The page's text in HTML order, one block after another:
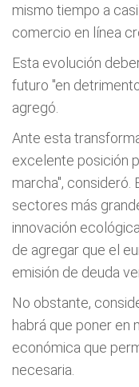
mismo tiempo a
comercio en línea
Esta evolución
futuro "en
agregó.
Ante esta
excelente posición
marcha", consideró.
sectores más
innovación
de agregar que el
emisión de deuda
No obstante,
habrá que poner en
económica que
necesaria.